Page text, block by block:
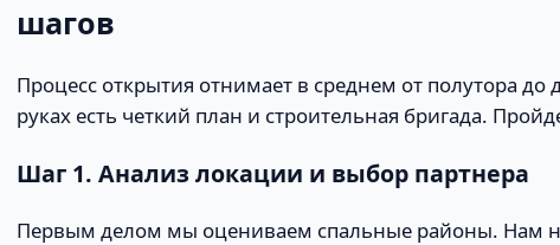
шагов
Процесс открытия отнимает в среднем от полутора до
руках есть четкий план и строительная бригада.
Шаг 1. Анализ локации и выбор партнера
Первым делом мы оцениваем спальные районы. Нам